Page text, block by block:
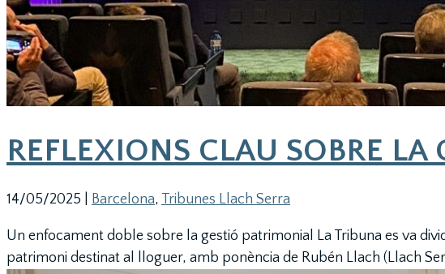
REFLEXIONS CLAU SOBRE
14/05/2025 Barcelona, Tribunes Llach Serra
Un enfocament doble sobre la gestió patrimonial La Tribuna es va
patrimoni destinat al lloguer, amb ponència de Rubén Llach (Llach